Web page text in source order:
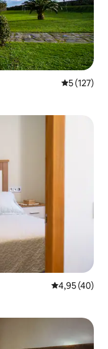
Prosječna
5 (127)
Prosječna
4,95 (40)